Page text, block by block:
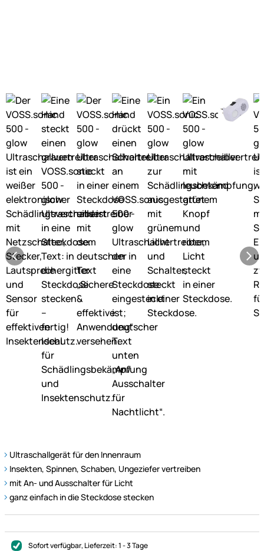
Ultraschallgerät für den Innenraum
Insekten, Spinnen, Schaben, Ungeziefer vertreiben
mit An- und Ausschalter für Licht
ganz einfach in die Steckdose stecken
Sofort verfügbar, Lieferzeit:1 - 3 Tage